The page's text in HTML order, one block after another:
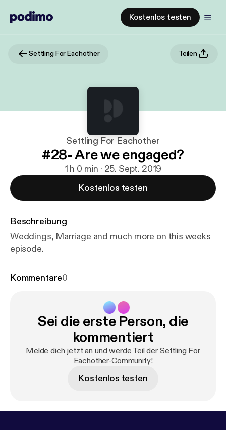
Kostenlos testen
Settling For Eachother Teilen
Settling For Eachother
#28- Are we engaged?
1 h 0 min · 25. Sept. 2019
Kostenlos testen
Beschreibung
Weddings, Marriage and much more on this weeks
episode.
Kommentare0
Sei die erste Person, die
kommentiert
Melde dich jetzt an und werde Teil der Settling For
Eachother-Community!
Kostenlos testen